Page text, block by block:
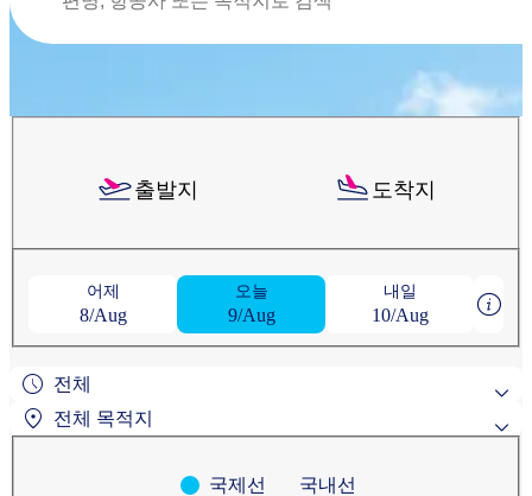
출발지 도착지
어제
8/Aug
오늘
9/Aug
내일
10/Aug
전체
전체 목적지
국제선 국내선